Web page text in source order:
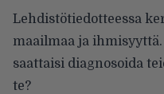
Lehdistötiedotteessa
maailmaa ja
saattaisi diagnosoida
te?